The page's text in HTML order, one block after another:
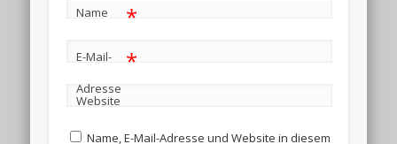
Name *
E-Mail-
Adresse
*
Website
Name, E-Mail-Adresse und Website in diesem